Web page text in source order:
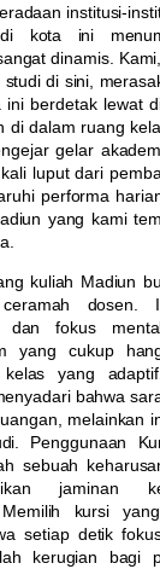
institusi-
kota ini
dinamis.
di sini,
berdetak lewat
di dalam ruang
gelar
luput dari
performa
yang kami
kuliah Madiun
ceramah dosen.
dan fokus
yang cukup
yang
bahwa
melainkan
Penggunaan
sebuah
jaminan
Memilih kursi
setiap detik
kerugian bagi